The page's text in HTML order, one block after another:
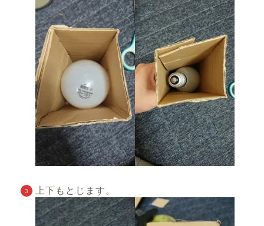
上下もとじます。